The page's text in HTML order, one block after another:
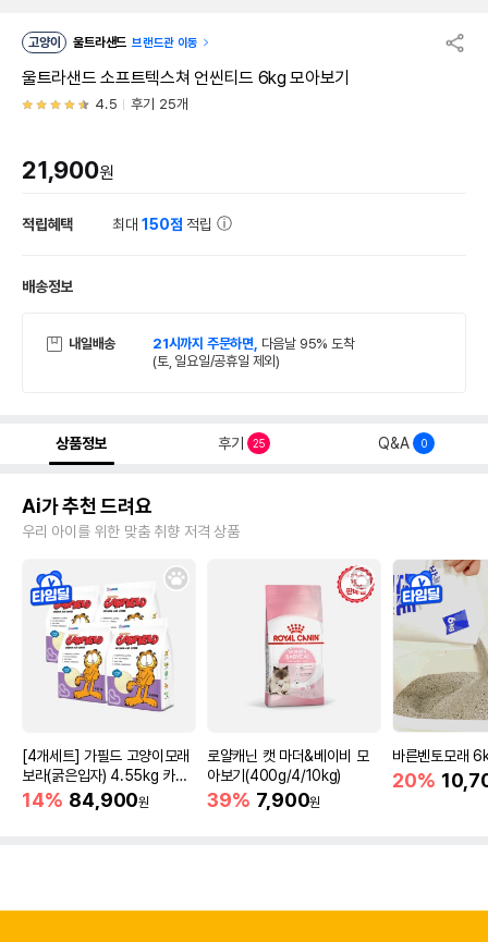
고양이 울트라샌드 브랜드관 이동
울트라샌드 소프트텍스쳐 언씬티드 6kg 모아보기
4.5 후기 25개
21,900원
적립혜택 최대150점 적립
배송정보
내일배송 21시까지 주문하면, 다음날 95% 도착
(토, 일요일/공휴일 제외)
상품정보 후기 25 Q&A 0
Ai가 추천 드려요
우리 아이를 위한 맞춤 취향 저격 상품
[4개세트] 가필드 고양이모래
보라(굵은입자) 4.55kg 카사
바모래
14% 84,900원
로얄캐닌 캣 마더&베이비 모
아보기(400g/4/10kg)
39% 7,900원
바른벤토모래
20%